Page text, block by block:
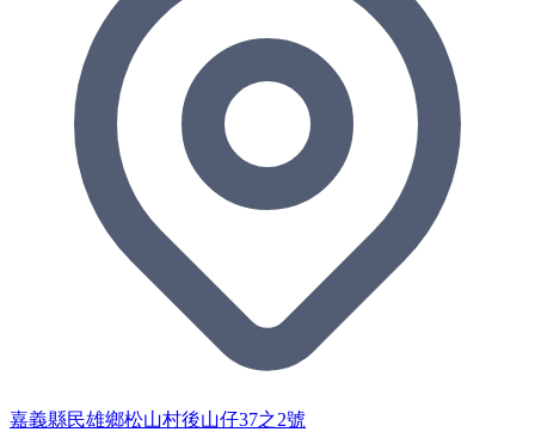
嘉義縣民雄鄉松山村後山仔37之2號